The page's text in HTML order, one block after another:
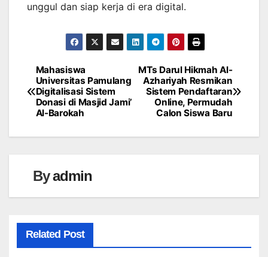
unggul dan siap kerja di era digital.
Navigasi
pos
MTs Darul Hikmah Al-
Azhariyah Resmikan
Sistem Pendaftaran
Online, Permudah
Calon Siswa Baru
Mahasiswa
Universitas Pamulang
Digitalisasi Sistem
Donasi di Masjid Jami’
Al-Barokah
Byadmin
Related Post